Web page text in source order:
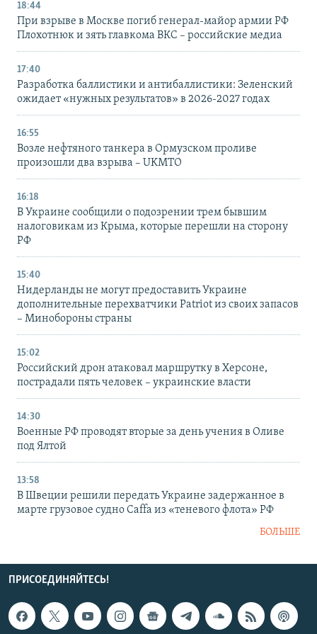
18:44
При взрыве в Москве погиб генерал-майор армии РФ
Плохотнюк и зять главкома ВКС – российские медиа
17:40
Разработка баллистики и антибаллистики: Зеленский
ожидает «нужных результатов» в 2026-2027 годах
16:55
Возле нефтяного танкера в Ормузском проливе
произошли два взрыва – UKMTO
16:18
В Украине сообщили о подозрении трем бывшим
налоговикам из Крыма, которые перешли на сторону
РФ
15:40
Нидерланды не могут предоставить Украине
дополнительные перехватчики Patriot из своих запасов
– Минобороны страны
15:02
Российский дрон атаковал маршрутку в Херсоне,
пострадали пять человек – украинские власти
14:30
Военные РФ проводят вторые за день учения в Оливе
под Ялтой
13:58
В Швеции решили передать Украине задержанное в
марте грузовое судно Caffa из «теневого флота» РФ
БОЛЬШЕ
ПРИСОЕДИНЯЙТЕСЬ!